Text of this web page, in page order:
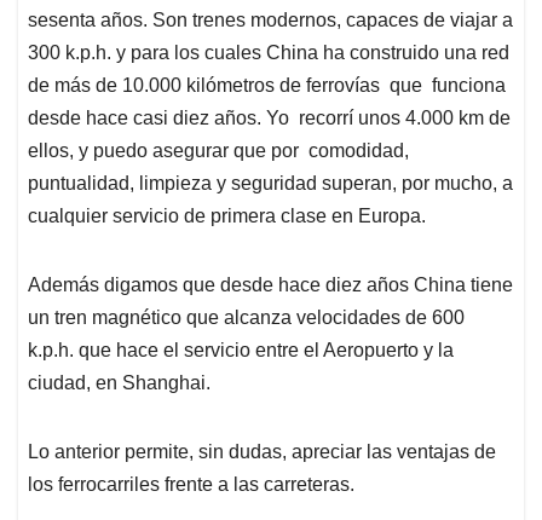
sesenta años. Son trenes modernos, capaces de viajar a
300 k.p.h. y para los cuales China ha construido una red
de más de 10.000 kilómetros de ferrovías que funciona
desde hace casi diez años. Yo recorrí unos 4.000 km de
ellos, y puedo asegurar que por comodidad,
puntualidad, limpieza y seguridad superan, por mucho, a
cualquier servicio de primera clase en Europa.
Además digamos que desde hace diez años China tiene
un tren magnético que alcanza velocidades de 600
k.p.h. que hace el servicio entre el Aeropuerto y la
ciudad, en Shanghai.
Lo anterior permite, sin dudas, apreciar las ventajas de
los ferrocarriles frente a las carreteras.